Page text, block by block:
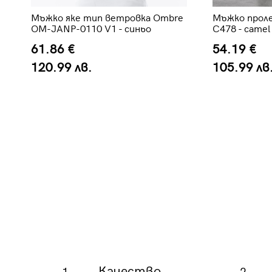
Мъжко яке тип ветровка Ombre
OM-JANP-0110 V1 - синьо
61.86 €
120.99 лв.
Мъжко
C478 - camel
54.19 €
105.99 лв.